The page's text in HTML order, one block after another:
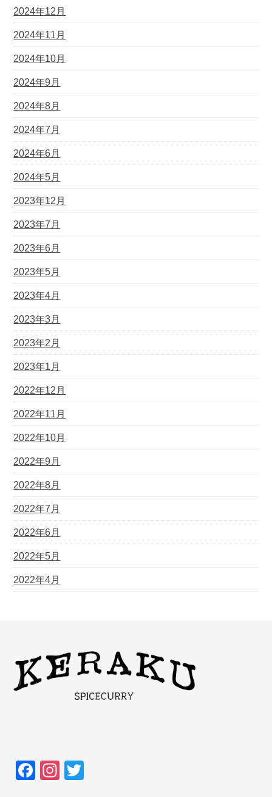
2024年12月
2024年11月
2024年10月
2024年9月
2024年8月
2024年7月
2024年6月
2024年5月
2023年12月
2023年7月
2023年6月
2023年5月
2023年4月
2023年3月
2023年2月
2023年1月
2022年12月
2022年11月
2022年10月
2022年9月
2022年8月
2022年7月
2022年6月
2022年5月
2022年4月
F
In